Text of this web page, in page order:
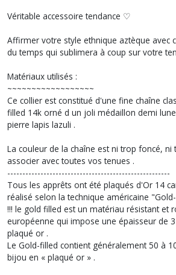
Véritable accessoire tendance ♡
Affirmer votre style ethnique aztèque avec
du temps qui sublimera à coup sur votre
Matériaux utilisés :
~~~~~~~~~~~~~~~~~~
Ce collier est constitué d'une fine chaîne
filled 14k orné d un joli médaillon demi
pierre lapis lazuli .
La couleur de la chaîne est ni trop foncé, ni
associer avec toutes vos tenues .
------------------------------------------------------
Tous les apprêts ont été plaqués d'Or 14
réalisé selon la technique américaine
!!! le gold filled est un matériau résistant et
européenne qui impose une épaisseur de
plaqué or .
Le Gold-filled contient généralement 50 à
bijou en « plaqué or » .